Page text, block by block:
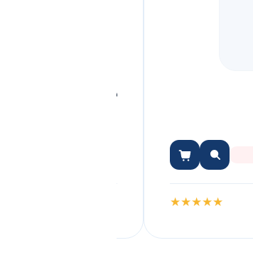
★★★★★
نگهدارنده باکس کیسه